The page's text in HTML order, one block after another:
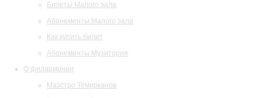
Билеты Малого зала
Абонементы Малого зала
Как купить билет
Абонементы Музитория
О филармонии
Маэстро Темирканов